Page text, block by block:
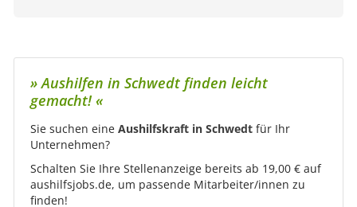
» Aushilfen in Schwedt finden leicht
gemacht! «
Sie suchen eine Aushilfskraft in Schwedt für Ihr
Unternehmen?
Schalten Sie Ihre Stellenanzeige bereits ab 19,00 € auf
aushilfsjobs.de, um passende Mitarbeiter/innen zu
finden!